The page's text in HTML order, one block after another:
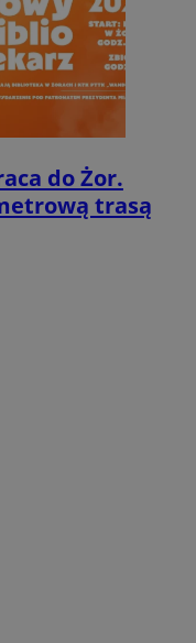
do Żor.
trasą